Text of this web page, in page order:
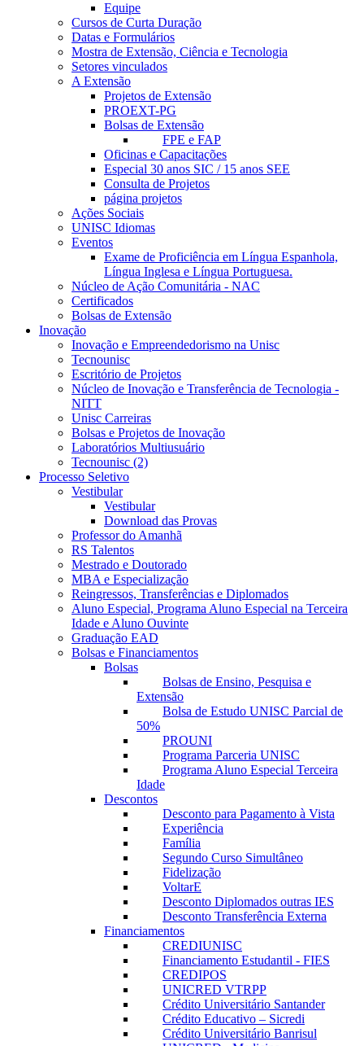
Equipe
Cursos de Curta Duração
Datas e Formulários
Mostra de Extensão, Ciência e Tecnologia
Setores vinculados
A Extensão
Projetos de Extensão
PROEXT-PG
Bolsas de Extensão
FPE e FAP
Oficinas e Capacitações
Especial 30 anos SIC / 15 anos SEE
Consulta de Projetos
página projetos
Ações Sociais
UNISC Idiomas
Eventos
Exame de Proficiência em Língua Espanhola,
Língua Inglesa e Língua Portuguesa.
Núcleo de Ação Comunitária - NAC
Certificados
Bolsas de Extensão
Inovação
Inovação e Empreendedorismo na Unisc
Tecnounisc
Escritório de Projetos
Núcleo de Inovação e Transferência de Tecnologia -
NITT
Unisc Carreiras
Bolsas e Projetos de Inovação
Laboratórios Multiusuário
Tecnounisc (2)
Processo Seletivo
Vestibular
Vestibular
Download das Provas
Professor do Amanhã
RS Talentos
Mestrado e Doutorado
MBA e Especialização
Reingressos, Transferências e Diplomados
Aluno Especial, Programa Aluno Especial na Terceira
Idade e Aluno Ouvinte
Graduação EAD
Bolsas e Financiamentos
Bolsas
Bolsas de Ensino, Pesquisa e
Extensão
Bolsa de Estudo UNISC Parcial de
50%
PROUNI
Programa Parceria UNISC
Programa Aluno Especial Terceira
Idade
Descontos
Desconto para Pagamento à Vista
Experiência
Família
Segundo Curso Simultâneo
Fidelização
VoltarE
Desconto Diplomados outras IES
Desconto Transferência Externa
Financiamentos
CREDIUNISC
Financiamento Estudantil - FIES
CREDIPOS
UNICRED VTRPP
Crédito Universitário Santander
Crédito Educativo – Sicredi
Crédito Universitário Banrisul